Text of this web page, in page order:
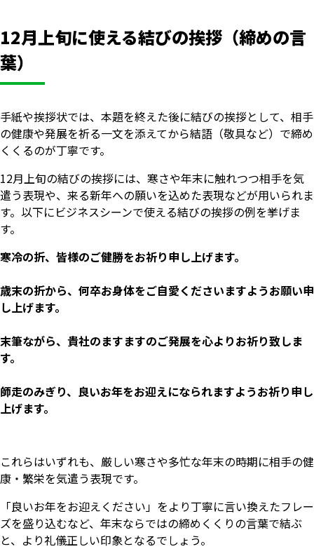
12月上旬に使える結びの挨拶（締めの言
葉）
手紙や挨拶状では、本題を終えた後に結びの挨拶として、相手
の健康や発展を祈る一文を添えてから結語（敬具など）で締め
くくるのが丁寧です。
12月上旬の結びの挨拶には、寒さや年末に触れつつ相手を気
遣う表現や、来る新年への願いを込めた表現などが用いられま
す。以下にビジネスシーンで使える結びの挨拶の例を挙げま
す。
寒冷の折、皆様のご健勝をお祈り申し上げます。
歳末の折から、何卒お身体をご自愛くださいますようお願い申
し上げます。
末筆ながら、貴社のますますのご発展を心よりお祈り致しま
す。
師走のみぎり、良いお年をお迎えになられますようお祈り申し
上げます。
これらはいずれも、厳しい寒さや多忙な年末の時期に相手の健
康・繁栄を気遣う表現です。
「良いお年をお迎えください」をより丁寧に言い換えたフレー
ズを盛り込むなど、年末ならではの締めくくりの言葉で結ぶ
と、より礼儀正しい印象となるでしょう。